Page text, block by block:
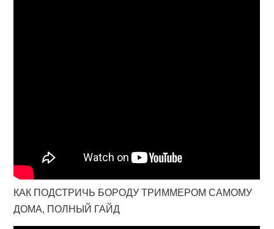
КАК ПОДСТРИЧЬ БОРОДУ ТРИММЕРОМ САМОМУ
ДОМА, ПОЛНЫЙ ГАЙД